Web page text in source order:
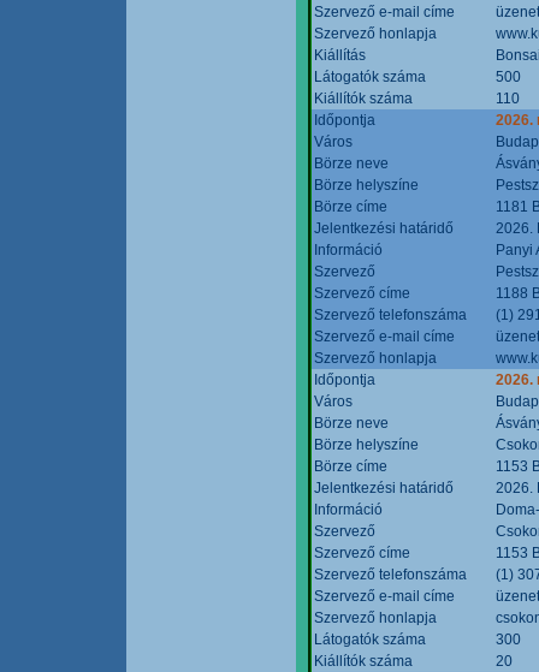
Szervező e-mail címe
Szervező honlapja
Kiállítás
Látogatók száma
500
Kiállítók száma
110
Időpontja
2026.
Város
Börze neve
Börze helyszíne
Börze címe
1181
Jelentkezési határidő
2026.
Információ
Panyi
Szervező
Szervező címe
1188
Szervező telefonszáma
(1)
Szervező e-mail címe
Szervező honlapja
Időpontja
2026.
Város
Börze neve
Börze helyszíne
Börze címe
1153
Jelentkezési határidő
2026.
Információ
Szervező
Szervező címe
1153
Szervező telefonszáma
(1)
Szervező e-mail címe
Szervező honlapja
Látogatók száma
300
Kiállítók száma
20